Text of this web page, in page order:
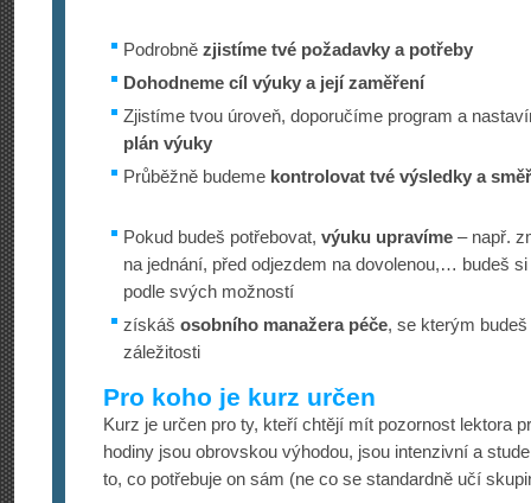
Podrobně zjistíme tvé požadavky a potřeby
Dohodneme cíl výuky a její zaměření
Zjistíme tvou úroveň, doporučíme program a
plán výuky
Průběžně budeme kontrolovat tvé výsledky a
Pokud budeš potřebovat, výuku upravíme – např.
na jednání, před odjezdem na dovolenou,… budeš
podle svých možností
získáš osobního manažera péče, se kterým
záležitosti
Pro koho je kurz určen
Kurz je určen pro ty, kteří chtějí mít pozornost lektora
hodiny jsou obrovskou výhodou, jsou intenzivní a
to, co potřebuje on sám (ne co se standardně učí